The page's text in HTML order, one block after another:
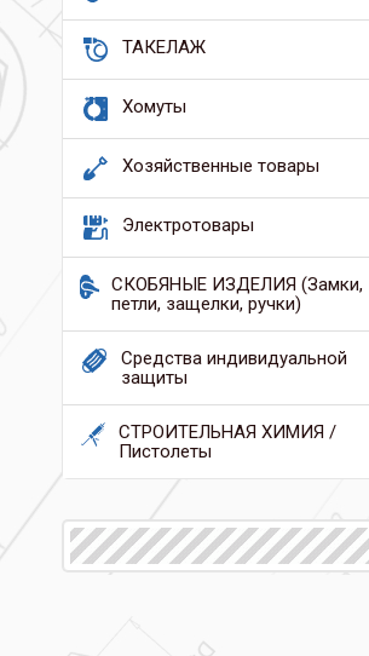
ТАКЕЛАЖ
Хомуты
Хозяйственные товары
Электротовары
СКОБЯНЫЕ ИЗДЕЛИЯ (Замки,
петли, защелки, ручки)
Средства индивидуальной
защиты
СТРОИТЕЛЬНАЯ ХИМИЯ /
Пистолеты